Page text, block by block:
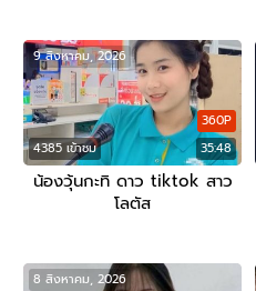
4385 เข้าชม 35:48
360P
9 สิงหาคม, 2026
น้องวุ้นกะทิ ดาว tiktok สาว
โลตัส
8 สิงหาคม, 2026